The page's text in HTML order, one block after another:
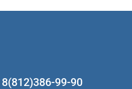
8(812)386-99-90